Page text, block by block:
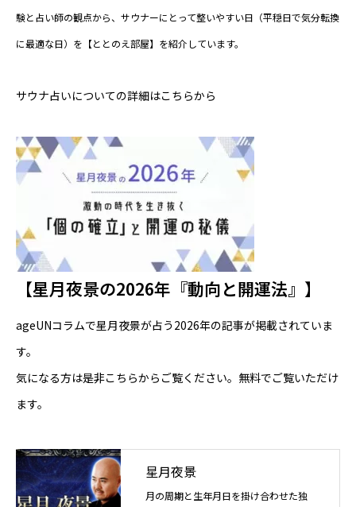
験と占い師の観点から、サウナーにとって整いやすい日（平穏日で気分転換
に最適な日）を【ととのえ部屋】を紹介しています。
サウナ占いについての詳細はこちらから
【星月夜景の2026年『動向と開運法』】
ageUNコラムで星月夜景が占う2026年の記事が掲載されていま
す。
気になる方は是非こちらからご覧ください。無料でご覧いただけ
ます。
星月夜景
月の周期と生年月日を掛け合わせた独